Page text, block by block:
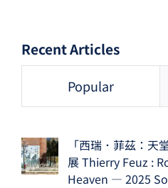
Recent Articles
Popular
「西瑞．菲茲：
展 Thierry Feuz :
Heaven — 2025